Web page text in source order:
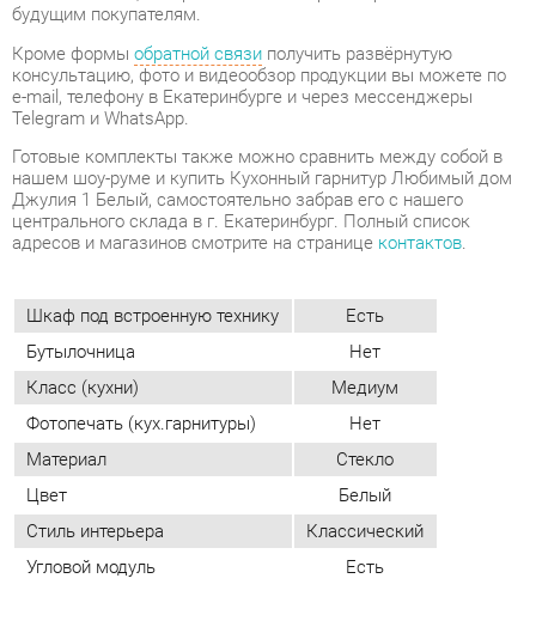
Готовые комплекты также можно сравнить между собой в
нашем шоу-руме и купить Кухонный гарнитур Любимый дом
Джулия 1 Белый, самостоятельно забрав его с нашего
центрального склада в г. Екатеринбург. Полный список
адресов и магазинов смотрите на страницеконтактов.
Шкаф под встроенную технику
Есть
Бутылочница
Нет
Класс (кухни)
Медиум
Материал
Стекло
Цвет
Белый
Стиль интерьера
Классический
Угловой модуль
Есть
ОТЗЫВЫ
Пока нет отзывов, поделитесь первым своим мнением.